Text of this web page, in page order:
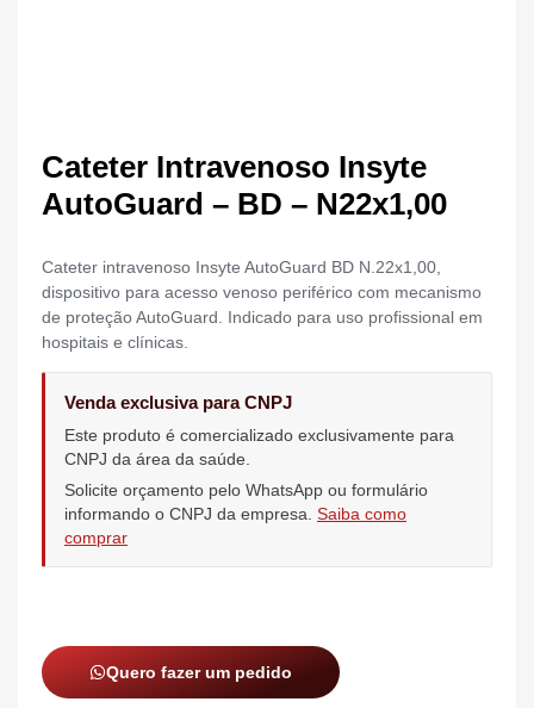
Cateter Intravenoso Insyte
AutoGuard – BD – N22x1,00
Cateter intravenoso Insyte AutoGuard BD N.22x1,00,
dispositivo para acesso venoso periférico com mecanismo
de proteção AutoGuard. Indicado para uso profissional em
hospitais e clínicas.
Venda exclusiva para CNPJ
Este produto é comercializado exclusivamente para
CNPJ da área da saúde.
Solicite orçamento pelo WhatsApp ou formulário
informando o CNPJ da empresa. Saiba como
comprar
Quero fazer um pedido